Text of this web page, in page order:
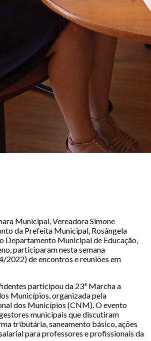
Municipal, Vereadora Simone
da Prefeita Municipal, Rosângela
Departamento Municipal de Educação,
participaram nesta semana
de encontros e reuniões em
participou da 23ª Marcha a
Municípios, organizada pela
dos Municípios (CNM). O evento
municipais que discutiram
tributária, saneamento básico, ações
para professores e profissionais da